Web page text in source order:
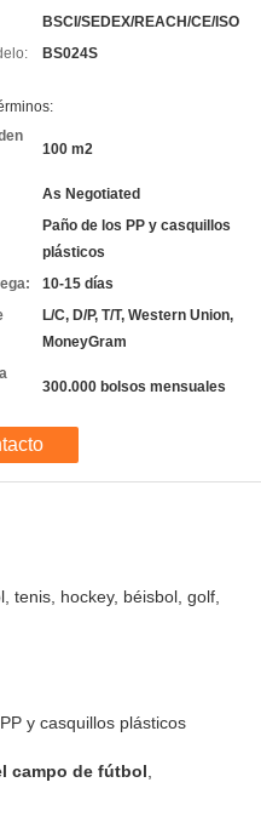
BSCI/SEDEX/REACH/CE/ISO
BS024S
100 m2
As Negotiated
Paño de los PP y casquillos
plásticos
10-15 días
L/C, D/P, T/T, Western Union,
MoneyGram
300.000 bolsos mensuales
tenis, hockey, béisbol, golf,
y casquillos plásticos
campo de fútbol